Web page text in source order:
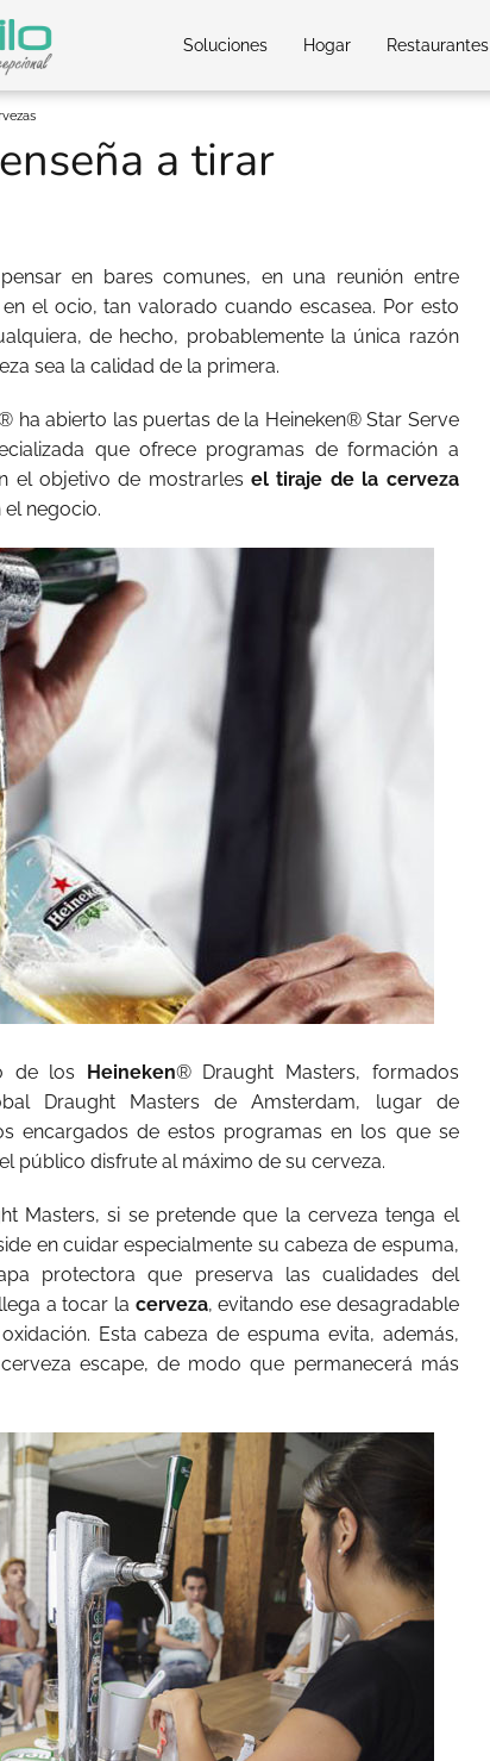
Soluciones Hogar Restaurantes
a tirar
en bares comunes, en una reunión entre
el ocio, tan valorado cuando escasea. Por esto
de hecho, probablemente la única razón
sea la calidad de la primera.
ha abierto las puertas de la Heineken® Star Serve
que ofrece programas de formación a
el objetivo de mostrarlesel tiraje de la cerveza
negocio.
de los Heineken® Draught Masters, formados
Draught Masters de Amsterdam, lugar de
encargados de estos programas en los que se
público disfrute al máximo de su cerveza.
Masters, si se pretende que la cerveza tenga el
en cuidar especialmente su cabeza de espuma,
protectora que preserva las cualidades del
a tocar la cerveza, evitando ese desagradable
Esta cabeza de espuma evita, además,
escape, de modo que permanecerá más